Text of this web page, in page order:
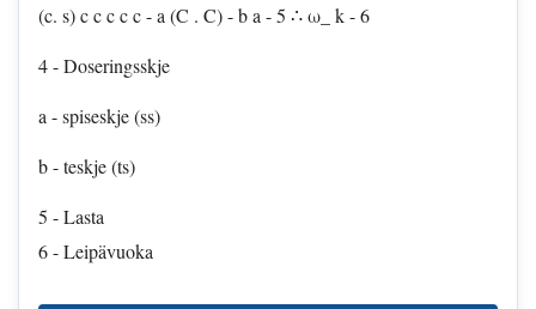
(c. s) c c c c c - a (C . C) - b a - 5 ∴ ω_ k - 6
4 - Doseringsskje
a - spiseskje (ss)
b - teskje (ts)
5 - Lasta
6 - Leipävuoka